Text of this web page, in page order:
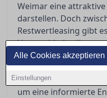
Alle Cookies akzeptieren
Einstellungen
Weimar eine
darstellen. Doch
Restwertleasing gibt
Unterschiede, die es
Ratgeber beleuchtet,
Leasingvertrag
man häufigen
um eine informierte